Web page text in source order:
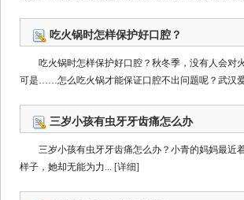
吃火锅时怎样保护好口腔？
吃火锅时怎样保护好口腔？秋冬季，没有人会
可是……怎么吃火锅才能保证口腔不出问题呢？武汉
三岁小孩有虫牙牙齿痛怎么办
三岁小孩有虫牙牙齿痛怎么办？小青的妈妈最近
样子，她却无能为力... [详细]